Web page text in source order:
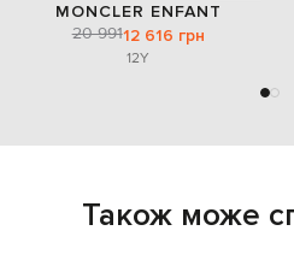
MONCLER ENFANT
20 99112 616 грн
12Y
Також може